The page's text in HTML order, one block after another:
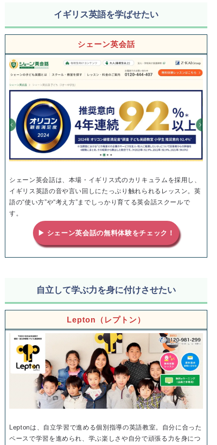
イギリス英語を学ばせたい
シェーン英会話
シェーン英会話は、本場・イギリス式のカリキュラムを採用し、
イギリス英語の音や言い回しにたっぷり触れられるレッスン。英
語の“使い方”や“考え方”までしっかり育てる英会話スクールで
す。
▶ シェーン英会話の無料体験をチェック！
自立して学ぶ力を身に付けさせたい
Lepton（レプトン）
Leptonは、自立学習で進める個別指導の英語教室。自分に合った
ペースで学習を進められ、学ぶ楽しさや自分で頑張る力を身につ